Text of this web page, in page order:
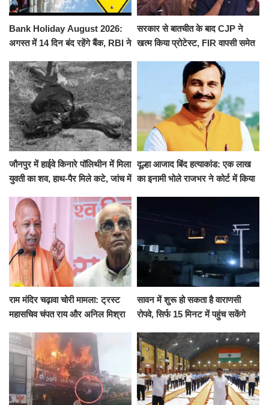
Bank Holiday August 2026:
अगस्त में 14 दिन बंद रहेंगे बैंक, RBI ने
सरकार से बातचीत के बाद CJP ने
खत्म किया प्रोटेस्ट, FIR वापसी समेत
जौनपुर में हाईवे किनारे पॉलिथीन में मिला
युवती का शव, हाथ-पैर मिले कटे, जांच में
दूल्हा आजाद बिंद हत्याकांड: एक लाख
का इनामी भोले राजभर ने कोर्ट में किया
राम मंदिर चढ़ावा चोरी मामला: ट्रस्ट
महासचिव चंपत राय और अनिल मिश्रा
को नहीं...
सावन में शुरू हो सकता है वाराणसी
रोपवे, सिर्फ 15 मिनट में पहुंच सकेंगे
किराया